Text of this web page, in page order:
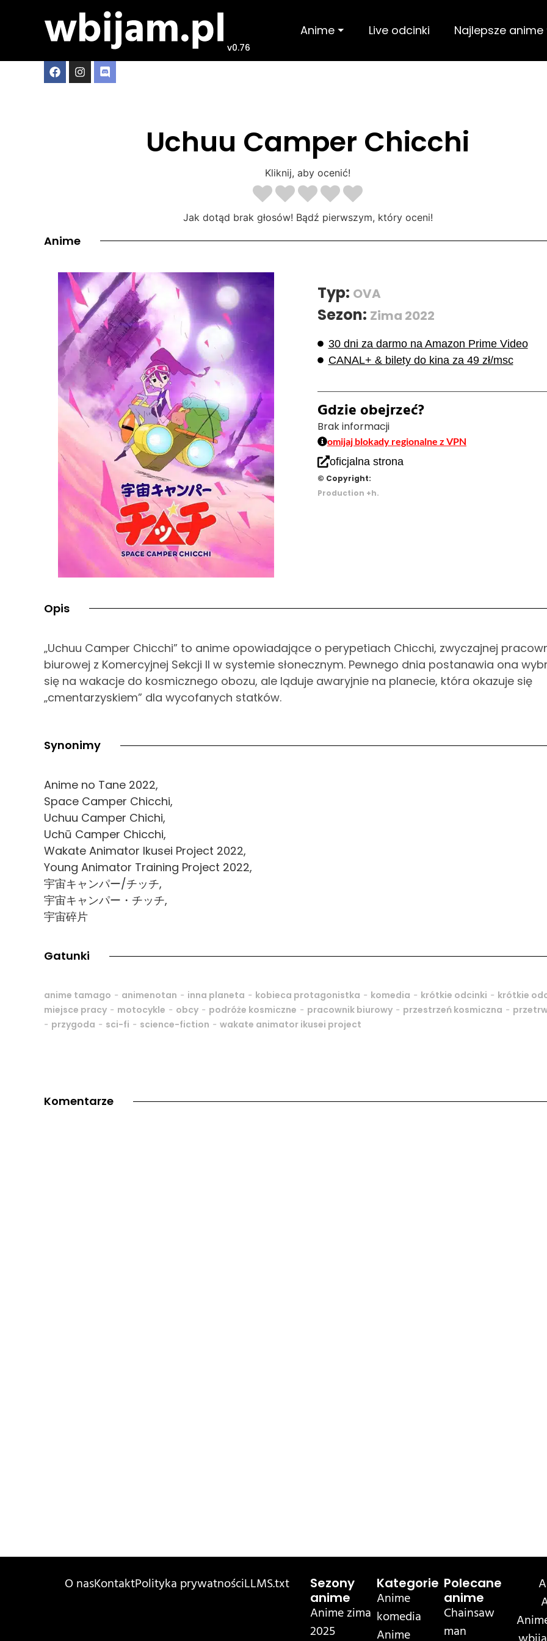
v0.76
Anime ⏷ Live odcinki Najlepsze anime
Uchuu Camper Chicchi
Kliknij, aby ocenić!
Jak dotąd brak głosów! Bądź pierwszym, który oceni!
Anime
Typ: OVA
Sezon: Zima 2022
30 dni za darmo na Amazon Prime Video
CANAL+ & bilety do kina za 49 zł/msc
Gdzie obejrzeć?
Brak informacji
omijaj blokady regionalne z VPN
oficjalna strona
© Copyright:
Production +h.
Opis
„Uchuu Camper Chicchi” to anime opowiadające o perypetiach Chicchi, zwyczajnej
biurowej z Komercyjnej Sekcji II w systemie słonecznym. Pewnego dnia postanawia ona
się na wakacje do kosmicznego obozu, ale ląduje awaryjnie na planecie, która okazuje się
„cmentarzyskiem” dla wycofanych statków.
Synonimy
Anime no Tane 2022,
Space Camper Chicchi,
Uchuu Camper Chichi,
Uchū Camper Chicchi,
Wakate Animator Ikusei Project 2022,
Young Animator Training Project 2022,
宇宙キャンパー/チッチ,
宇宙キャンパー・チッチ,
宇宙碎片
Gatunki
anime tamago - animenotan - inna planeta - kobieca protagonistka - komedia - krótkie odcinki - krótkie
miejsce pracy - motocykle - obcy - podróże kosmiczne - pracownik biurowy - przestrzeń kosmiczna -
- przygoda - sci-fi - science-fiction - wakate animator ikusei project
Komentarze
O nasKontaktPolityka prywatnościLLMS.txt
Sezony
anime
Anime zima
2025
Kategorie
Anime
komedia
Anime
Polecane
anime
Chainsaw
man